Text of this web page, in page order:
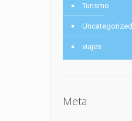
Turismo
Uncategorized
viajes
Meta